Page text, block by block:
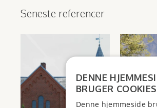
Seneste referencer
DENNE
BRUGER COOKIES
Denne hjemmeside